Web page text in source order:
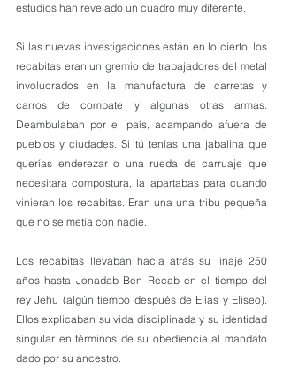
estudios han revelado un cuadro muy diferente.
Si las nuevas investigaciones están en lo cierto, los
recabitas eran un gremio de trabajadores del metal
involucrados en la manufactura de carretas y
carros de combate y algunas otras armas.
Deambulaban por el país, acampando afuera de
pueblos y ciudades. Si tú tenías una jabalina que
querías enderezar o una rueda de carruaje que
necesitara compostura, la apartabas para cuando
vinieran los recabitas. Eran una una tribu pequeña
que no se metía con nadie.
Los recabitas llevaban hacia atrás su linaje 250
años hasta Jonadab Ben Recab en el tiempo del
rey Jehu (algún tiempo después de Elías y Eliseo).
Ellos explicaban su vida disciplinada y su identidad
singular en términos de su obediencia al mandato
dado por su ancestro.